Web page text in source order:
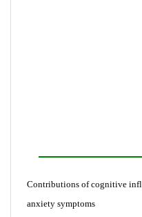
Contributions of cognitive
anxiety symptoms